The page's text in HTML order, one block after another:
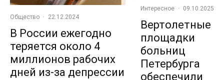
Общество · 22.12.2024
В России ежегодно
теряется около 4
миллионов рабочих
дней из-за депрессии
Интересное · 09.10.2025
Вертолетные
площадки
больниц
Петербурга
обеспечили